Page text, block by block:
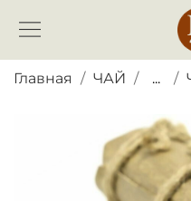
Главная ЧАЙ ...